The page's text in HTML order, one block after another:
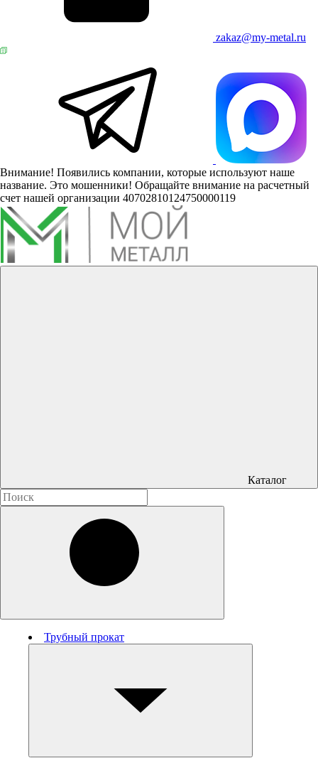
zakaz@my-metal.ru
Внимание! Появились компании, которые используют наше
название. Это мошенники! Обращайте внимание на расчетный
счет нашей организации 40702810124750000119
Каталог
Трубный прокат